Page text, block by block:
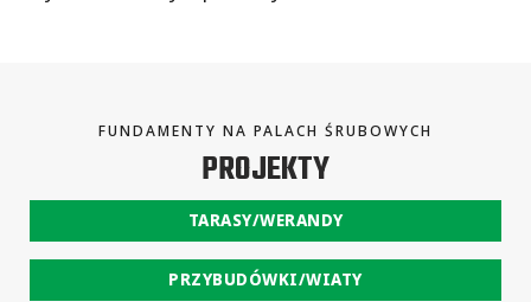
FUNDAMENTY NA PALACH ŚRUBOWYCH
PROJEKTY
TARASY/WERANDY
PRZYBUDÓWKI/WIATY